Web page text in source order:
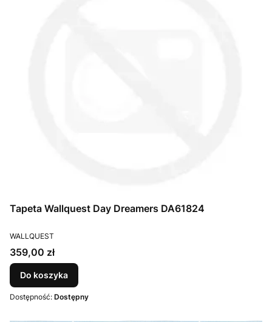
Tapeta Wallquest Day Dreamers DA61824
PRODUCENT
WALLQUEST
Cena
359,00 zł
Do koszyka
Dostępność: Dostępny